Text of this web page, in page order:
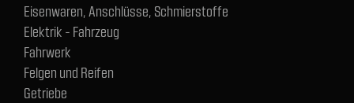
Eisenwaren, Anschlüsse, Schmierstoffe
Elektrik - Fahrzeug
Fahrwerk
Felgen und Reifen
Getriebe